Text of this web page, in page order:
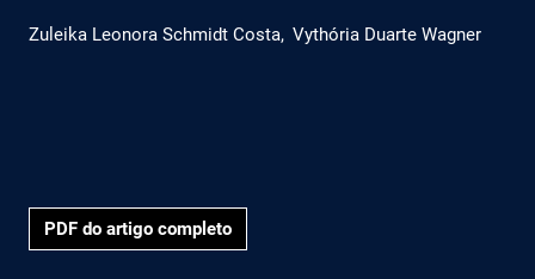
Zuleika Leonora Schmidt Costa Vythória Duarte Wagner
PDF do artigo completo